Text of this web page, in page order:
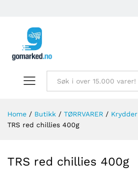
Home / Butikk / TØRRVARER / Krydder
TRS red chillies 400g
TRS red chillies 400g